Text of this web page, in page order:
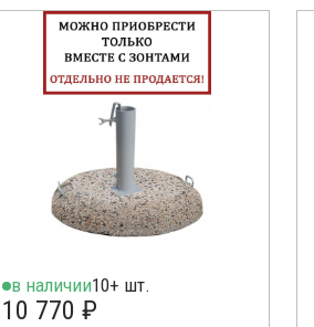
в наличии10+ шт.
10 770 ₽